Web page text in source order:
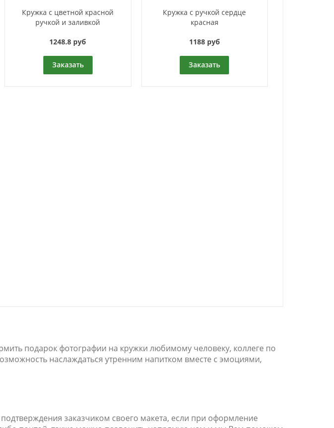
Кружка с цветной красной
ручкой и заливкой
1248.8 руб
Заказать
Кружка с ручкой сердце
красная
1188 руб
Заказать
подарок фотографии на кружки любимому человеку, коллеге по
наслаждаться утренним напитком вместе с эмоциями,
заказчиком своего макета, если при оформление